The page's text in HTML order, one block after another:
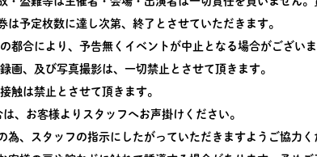
は予定枚数に達し次第、終了とさせていただきます。
都合により、予告無くイベントが中止となる場合がございま
画、及び写真撮影は、一切禁止とさせて頂きます。
触は禁止とさせて頂きます。
、お客様よりスタッフへお声掛けください。
為、スタッフの指示にしたがっていただきますようご協力く